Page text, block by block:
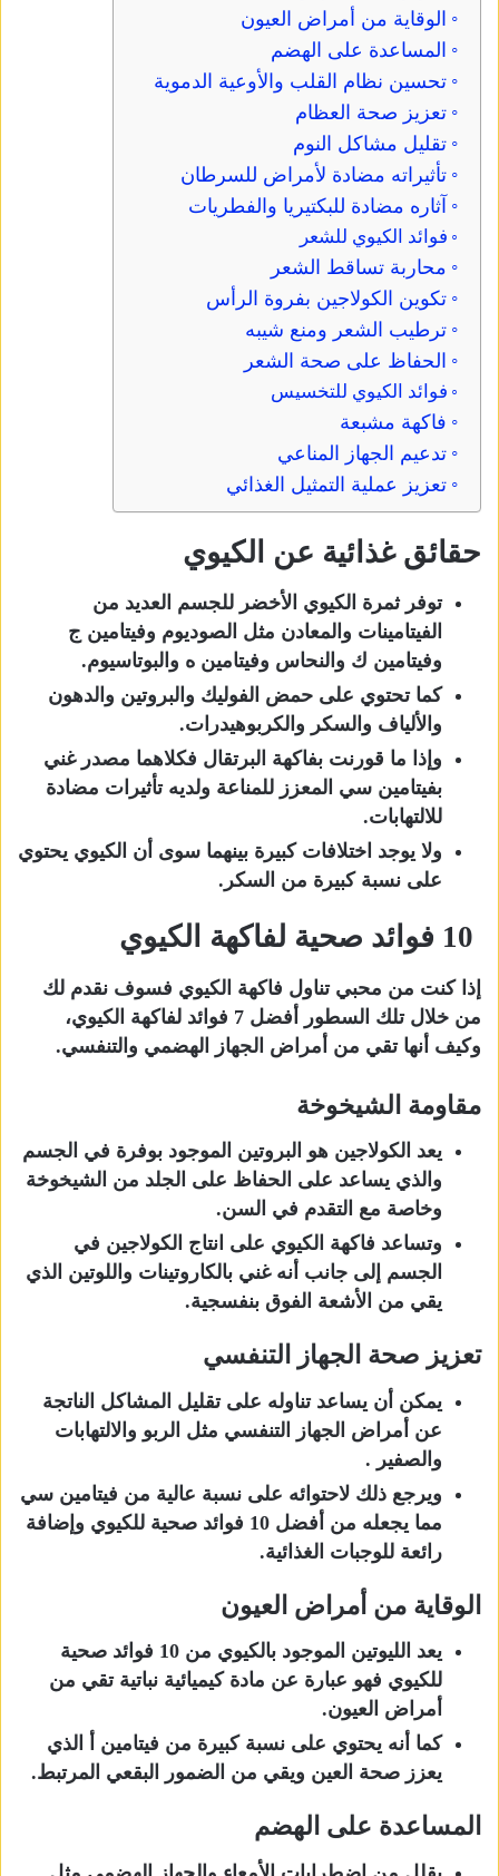
الوقاية من أمراض العيون
المساعدة على الهضم
تحسين نظام القلب والأوعية الدموية
تعزيز صحة العظام
تقليل مشاكل النوم
تأثيراته مضادة لأمراض للسرطان
آثاره مضادة للبكتيريا والفطريات
فوائد الكيوي للشعر
محاربة تساقط الشعر
تكوين الكولاجين بفروة الرأس
ترطيب الشعر ومنع شيبه
الحفاظ على صحة الشعر
فوائد الكيوي للتخسيس
فاكهة مشبعة
تدعيم الجهاز المناعي
تعزيز عملية التمثيل الغذائي
حقائق غذائية عن الكيوي
توفر ثمرة الكيوي الأخضر للجسم العديد من
الفيتامينات والمعادن مثل الصوديوم وفيتامين ج
وفيتامين ك والنحاس وفيتامين ه والبوتاسيوم.
كما تحتوي على حمض الفوليك والبروتين والدهون
والألياف والسكر والكربوهيدرات.
وإذا ما قورنت بفاكهة البرتقال فكلاهما مصدر غني
بفيتامين سي المعزز للمناعة ولديه تأثيرات مضادة
للالتهابات.
ولا يوجد اختلافات كبيرة بينهما سوى أن الكيوي يحتوي
على نسبة كبيرة من السكر.
إذا كنت من محبي تناول فاكهة الكيوي فسوف نقدم لك
من خلال تلك السطور أفضل 7 فوائد لفاكهة الكيوي،
وكيف أنها تقي من أمراض الجهاز الهضمي والتنفسي.
مقاومة الشيخوخة
يعد الكولاجين هو البروتين الموجود بوفرة في الجسم
والذي يساعد على الحفاظ على الجلد من الشيخوخة
وخاصة مع التقدم في السن.
وتساعد فاكهة الكيوي على انتاج الكولاجين في
الجسم إلى جانب أنه غني بالكاروتينات واللوتين الذي
يقي من الأشعة الفوق بنفسجية.
تعزيز صحة الجهاز التنفسي
يمكن أن يساعد تناوله على تقليل المشاكل الناتجة
عن أمراض الجهاز التنفسي مثل الربو والالتهابات
والصفير .
ويرجع ذلك لاحتوائه على نسبة عالية من فيتامين سي
مما يجعله من أفضل 10 فوائد صحية للكيوي وإضافة
رائعة للوجبات الغذائية.
الوقاية من أمراض العيون
يعد الليوتين الموجود بالكيوي من 10 فوائد صحية
للكيوي فهو عبارة عن مادة كيميائية نباتية تقي من
أمراض العيون.
كما أنه يحتوي على نسبة كبيرة من فيتامين أ الذي
يعزز صحة العين ويقي من الضمور البقعي المرتبط.
المساعدة على الهضم